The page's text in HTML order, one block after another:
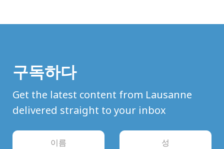
구독하다
Get the latest content from Lausanne
delivered straight to your inbox